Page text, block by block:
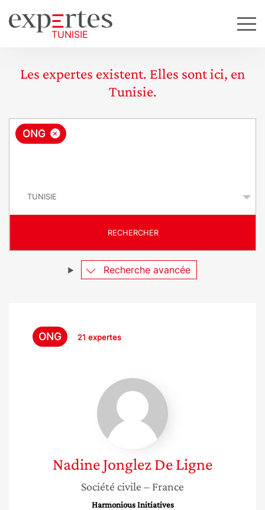
Les expertes existent. Elles sont ici, en
Tunisie.
R
ê
e
×
ONG
RECHERCHER
Recherche avancée
ONG 21 expertes
Nadine
Jonglez
Ligne
NadineJonglez De Ligne
Société civile – France
Harmonious Initiatives